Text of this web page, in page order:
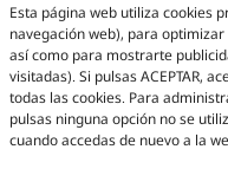
Esta página web utiliza cookies
navegación web), para
así como para mostrarte
visitadas). Si pulsas ACEPTAR,
todas las cookies. Para
pulsas ninguna opción no se
cuando accedas de nuevo a la